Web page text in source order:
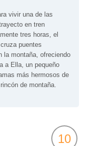
vivir una de las
en tren
tres horas, el
puentes
la montaña, ofreciendo
a Ella, un pequeño
más hermosos de
de montaña.
10